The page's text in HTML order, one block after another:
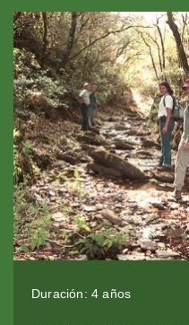
Duración: 4 años